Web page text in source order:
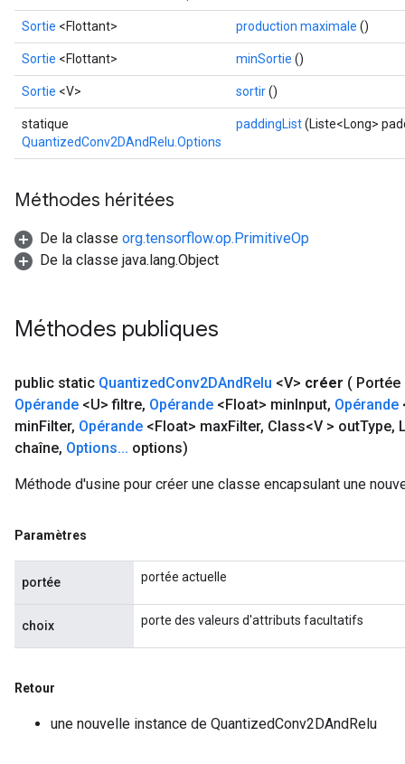
Sortie <Flottant> production maximale ()
Sortie <Flottant> minSortie ()
Sortie <V> sortir()
statique
QuantizedConv2DAndRelu.Options
paddingList(Liste<Long>
Méthodes héritées
De la classe org.tensorflow.op.PrimitiveOp
De la classe java.lang.Object
Méthodes publiques
public static QuantizedConv2DAndRelu <V> créer ( Portée
Opérande <U> filtre, Opérande <Float> minInput, Opérande
minFilter, Opérande <Float> maxFilter, Class<V > outType,
chaîne, Options... options)
Méthode d'usine pour créer une classe encapsulant une
Paramètres
portée portée actuelle
choix porte des valeurs d'attributs facultatifs
Retour
une nouvelle instance de QuantizedConv2DAndRelu